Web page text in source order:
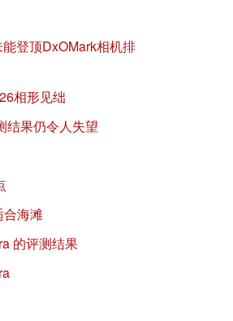
登顶DxOMark相机排
相形见绌
结果仍令人失望
海滩
的评测结果